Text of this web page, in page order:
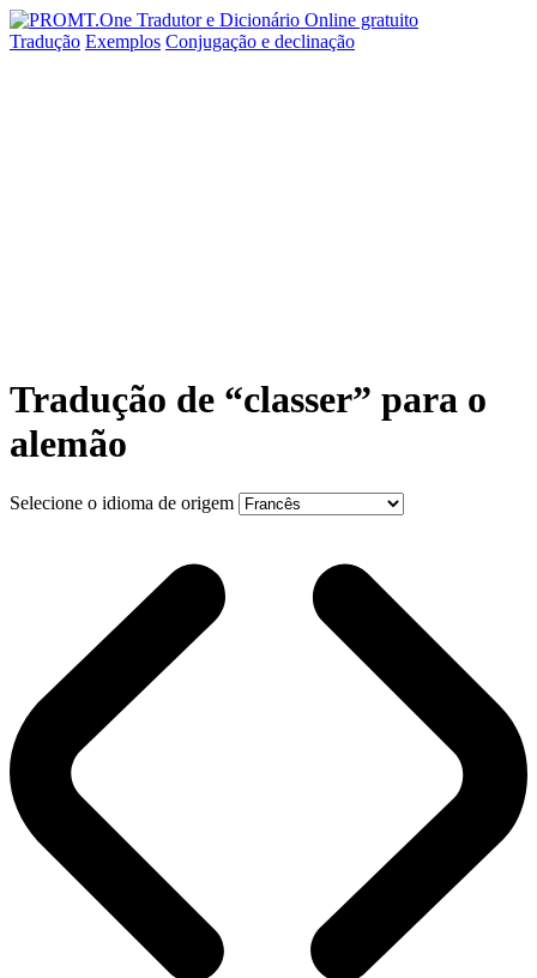
Tradução Exemplos Conjugação e declinação
Tradução de “classer” para o
alemão
Selecione o idioma de origem